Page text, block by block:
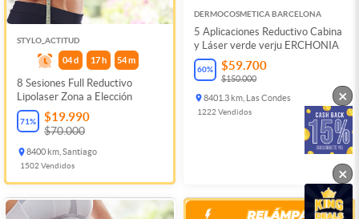
STYLO_ACTITUD
04 d 17 h 54m
8 Sesiones Full Reductivo
Lipolaser Zona a Elección
71% $19.990
$70.000
8400 km, Santiago
1502Vendidos
DERMOCOSMETICA BARCELONA
5 Aplicaciones Reductivo Cabina
y Láser verde verju ERCHONIA
60% $59.700
$150.000
8401.3 km, Las Condes
1222 Vendidos
×
×